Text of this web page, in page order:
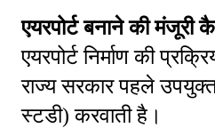
एयरपोर्ट बनाने की मंजूरी
एयरपोर्ट निर्माण की
राज्य सरकार पहले
स्टडी) करवाती है।